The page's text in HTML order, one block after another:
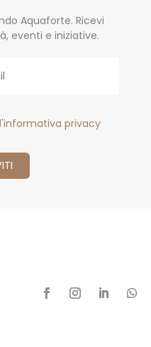
Aquaforte. Ricevi
eventi e iniziative.
informativa privacy